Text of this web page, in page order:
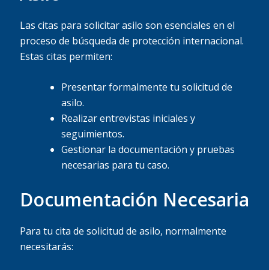
Las citas para solicitar asilo son esenciales en el
proceso de búsqueda de protección internacional.
Estas citas permiten:
Presentar formalmente tu solicitud de
asilo.
Realizar entrevistas iniciales y
seguimientos.
Gestionar la documentación y pruebas
necesarias para tu caso.
Documentación Necesaria
Para tu cita de solicitud de asilo, normalmente
necesitarás: